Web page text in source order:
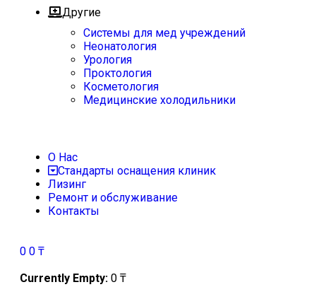
Другие
Системы для мед учреждений
Неонатология
Урология
Проктология
Косметология
Медицинские холодильники
О Нас
Стандарты оснащения клиник
Лизинг
Ремонт и обслуживание
Контакты
0 0 ₸
Currently Empty: 0 ₸